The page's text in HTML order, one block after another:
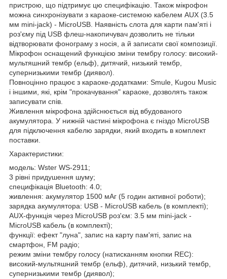
пристрою, що підтримує цю специфікацію. Також мікрофон
можна синхронізувати з караоке-системою кабелем AUX (3.5
мм mini-jack) - MicroUSB. Наявність слота для карти пам'яті і
роз'єму під USB флеш-накопичувач дозволить не тільки
відтворювати фонограму з носія, а й записати свої композиції.
Мікрофон оснащений функцією зміни тембру голосу: високий-
мультяшний тембр (ельф), дитячий, низький тембр,
супернизькими тембр (диявол).
Повноцінно працює з караоке-додатками: Smule, Kugou Music
і іншими, які, крім "прокачування" караоке, дозволять також
записувати спів.
Живлення мікрофона здійснюється від вбудованого
акумулятора. У нижній частині мікрофона є гніздо MicroUSB
для підключення кабелю зарядки, який входить в комплект
поставки.
Характеристики:
модель: Wster WS-2911;
3 рівні придушення шуму;
специфікація Bluetooth: 4.0;
живлення: акумулятор 1500 мАг (5 годин активної роботи);
зарядка акумулятора: USB - MicroUSB кабель (в комплекті);
AUX-функція через MicroUSB роз'єм: 3.5 мм mini-jack -
MicroUSB кабель (в комплекті);
функції: ефект "луна", запис на карту пам'яті, запис на
смартфон, FM радіо;
режим зміни тембру голосу (натисканням кнопки REC):
високий-мультяшний тембр (ельф), дитячий, низький тембр,
супернизькими тембр (диявол);